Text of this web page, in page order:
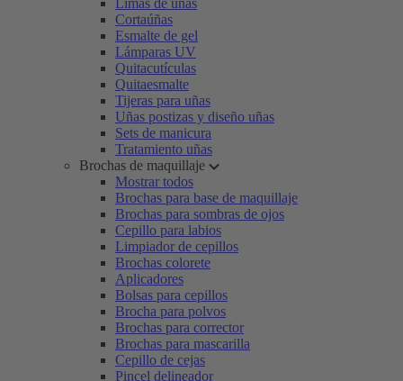
Limas de uñas
Cortaúñas
Esmalte de gel
Lámparas UV
Quitacutículas
Quitaesmalte
Tijeras para uñas
Uñas postizas y diseño uñas
Sets de manicura
Tratamiento uñas
Brochas de maquillaje
Mostrar todos
Brochas para base de maquillaje
Brochas para sombras de ojos
Cepillo para labios
Limpiador de cepillos
Brochas colorete
Aplicadores
Bolsas para cepillos
Brocha para polvos
Brochas para corrector
Brochas para mascarilla
Cepillo de cejas
Pincel delineador